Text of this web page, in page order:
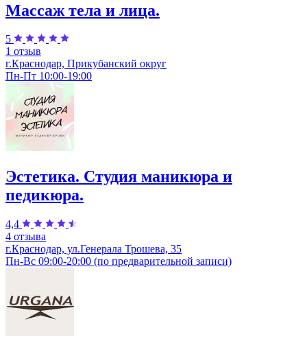
Массаж тела и лица.
5
1 отзыв
г.Краснодар, Прикубанский округ
Пн-Пт 10:00-19:00
Эстетика. Студия маникюра и
педикюра.
4,4
4 отзыва
г.Краснодар, ул.Генерала Трошева, 35
Пн-Вс 09:00-20:00 (по предварительной записи)